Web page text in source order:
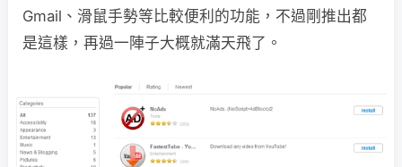
Gmail、滑鼠手勢等比較便利的功能，不過剛推出都
是這樣，再過一陣子大概就滿天飛了。